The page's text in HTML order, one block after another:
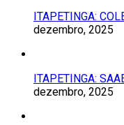
ITAPETINGA:
dezembro, 2025
ITAPETINGA:
dezembro, 2025